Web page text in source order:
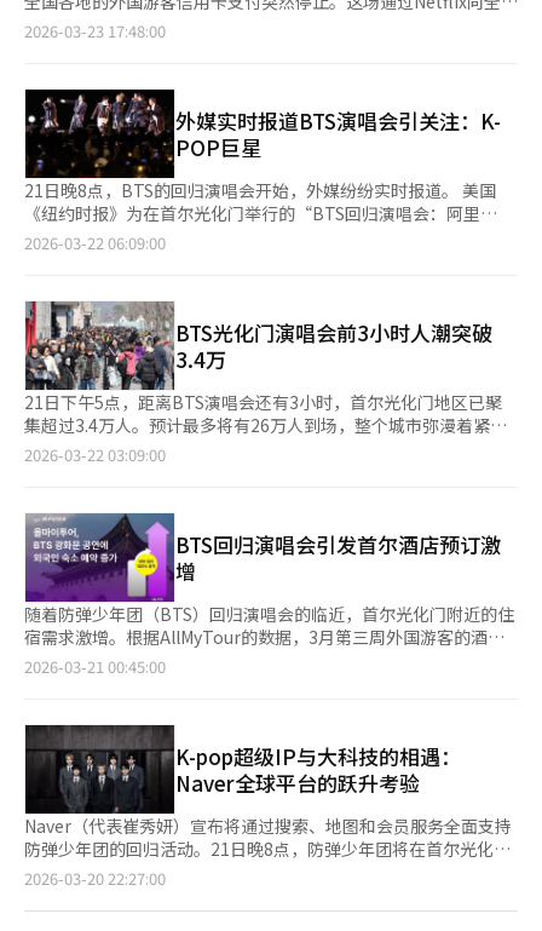
2026年的K-pop市场染成“紫色”。※ 本报道经人工智能（AI）
系统翻译与编辑。
言”的表达方式，悄然突破了语言与文化的边界。 自2003年首演
以来，《JUMP》已巡演至90余个国家和地区，累计观众超过600
实现长期驻演，成为韩国原创演出打入中国市场的标志性案例。这
不仅是一次商业意义上的成功，更标志着韩流输出正从K-POP向表
演艺术领域延伸。 《JUMP》的魅力，恰恰在于“简单”。故事轻
盈，节奏明快，观众能笑、能惊叹、能互动。选择在首尔著名的电
影街忠武路驻场，也具有意义。观众散场后，可以自然延伸至周边
的文化空间与城市街区，完成从“看演出”到“体验城市”的流动
转化。 这一天的首尔，呈现出一种耐人寻味的对照：光化门广场
上，K-POP以震耳的声浪与庞大的规模吸引着全球目光；而忠武路
达。 在K-POP主导全球粉丝视野的时代，《JUMP》给出了一种截
然不同的回答：不是喧嚣，而是沉潜的力量；不是语言的传播，而
是情感的共振。韩国文化真正的竞争力，或许不在于响亮的舞台，
而在于那些能让全世界“看懂”的身体语言。
190个国家直播的演出，吸引了大量游客聚集在屏幕前或现场，形
付数据证明了这一点。◆单日经济效应2660亿韩元，超泰勒·斯
威夫特三倍23日，据韩国领先的入境支付平台WOWPASS运营商
Orange Square称，BTS演唱会期间（19日至21日），外国游客
在韩国的总支付金额为71.5亿韩元，同比增长20.2%。全国支付笔
数约为30万笔。特别是在光化门和市厅一带，支付金额达到8亿韩
元，同比增长31.4%，远超全国平均增长率，显示出演出对特定商
圈的巨大消费拉动作用。彭博社等外媒也将此次演出视为“超级粉
丝时代”的典型案例，估算其单日经济影响约为1.77亿美元（约
应的三倍。◆凌晨消费激增，演出期间支付“停滞”BTS改变了外
国游客的日常消费模式。光化门一带的支付数据分析显示，游客从
清晨开始涌入街头。早上7至8点，光化门一带的支付金额同比增长
73%至79%。下午3至4点，等待人群涌入，咖啡馆和便利店的消
费金额较前一周增长35.2%，而演出时间的晚上8点，支付金额同
比下降14.0%。演出结束后的晚上9点，支付笔数再次增长
24.8%。有趣的是，这种支付空白现象在全国范围内出现。晚上8
点全国支付笔数较前一周减少12.1%。为了观看直播，全国各地的
汗蒸房的支付激增，带动了夜间商圈的扩展。◆单日支付创历史新
高，地方旅游活力“蓝图”跟随BTS演唱会观众的旅程，积极的影
响力更加明显。演出当天光化门区域支付后，直到晚上10点没有其
他地区支付的“推测观众”中，30%是演出前刚发卡的新游客，而
60%是一个月前发卡的老用户。K-pop演出成为强大的“再访”原
因。由于这种爆发性消费，WOWPASS的单日支付金额在20日达到
24.4亿韩元，21日达到24.9亿韩元，连续两天刷新服务推出以来的
历史记录。Orange Square的代表李长白表示：“演出开始时全国
量。”业内人士认为，此次光化门的数据将成为未来釜山等地方K-
pop演出成功基础设施建设的重要指标。业内人士强调：“为了最
大化大型演出对地方经济的滴灌效应，交通管制措施、夜间商圈联
动和外国人支付基础设施的完善是必不可少的。”
2026-03-23 17:48:00
外媒实时报道BTS演唱会引关注：K-
POP巨星
21日晚8点，BTS的回归演唱会开始，外媒纷纷实时报道。 美国
《纽约时报》为在首尔光化门举行的“BTS回归演唱会：阿里
郎”专门开设了在线直播页面，详细报道了演唱会的情况。 《纽
演唱会开始”，并报道“韩国超级明星BTS时隔约四年首次登台，
在首尔引发观众狂热”。 外媒还关注了来自世界各地的“阿
米”（BTS粉丝）的反应，《纽约时报》采访了来自巴西的女性粉
丝，强调了BTS的全球影响力。 此外，外媒提到BTS成员履行兵役
的情况，以及首尔市为此次演唱会采取的安保措施和光化门的历史
背景等多方面内容。 ※ 本报道经人工智能（AI）系统翻译与编
辑。
2026-03-22 06:09:00
BTS光化门演唱会前3小时人潮突破
3.4万
21日下午5点，距离BTS演唱会还有3小时，首尔光化门地区已聚
集超过3.4万人。预计最多将有26万人到场，整个城市弥漫着紧张
气氛。根据首尔市实时城市数据，下午5点时，光化门和德寿宫周
点起分批安排市厅附近的站立席观众入场，以分散人群。随着时间
推移，预计拥堵将加剧，首尔市的交通管制达到顶峰。光化门站从
下午2点起列车不停站通过，市厅站和景福宫站也从下午3点起关闭
29个出入口。因此，市民和外国游客利用Kakao地图的精确公交位
置和Naver的实时交通信息寻找绕行路线。先进的IT平台在引导拥
堵城市的绕行路线方面发挥了重要作用。为防止数据流量激增，通
信行业也在紧张应对。SK电信、KT和LG Uplus等三大通信公司动
用AI网络系统和移动基站以维护通信质量。首尔市也在光化门至首
的高密度人群同时上传照片和视频可能导致短暂的通讯中断。尽管
通信公司增加了设施，但由于物理频率干扰的限制，大容量数据传
输可能不畅。同时，有人质疑HYBE支付给首尔市的广场租赁费仅
为3000万韩元，认为公共资源投入不公平。然而，美国彭博社等
外媒和经济机构分析称，这场为期一天的免费演唱会将为首尔带来
约2650亿韩元的经济效益，1.5万名行政人员的投入是合理的。距
离晚上8点的正式演出仅剩3小时，光化门地区已变成一个巨大的虚
拟体育场，K-pop的强大影响力和韩国的先进IT灾难应对能力今晚
将受到全球关注。※ 本报道经人工智能（AI）系统翻译与编辑。
2026-03-22 03:09:00
BTS回归演唱会引发首尔酒店预订激
增
随着防弹少年团（BTS）回归演唱会的临近，首尔光化门附近的住
宿需求激增。根据AllMyTour的数据，3月第三周外国游客的酒店
预订量比前一周增长了103%，同比增长63.3%。 特别是光化门广
东南亚，显示出全球粉丝的聚集。 韩国文化旅游研究院分析称，
BTS每场国内演唱会的经济效应约为1.2万亿韩元。演唱会日程公
布后48小时内，海外门户网站上的“首尔旅行”搜索量激增
155%。 AllMyTour正通过加强全球合作伙伴关系来抢占K-内容旅
游需求，最近与日本阪急旅行社合作推出了结合住宿和电视剧拍摄
地游的套餐，并计划通过中国的飞猪和美团等渠道扩大K-内容推
广。 AllMyTour销售战略团队负责人金民英表示：“K-POP演出等
文化体验直接带动了住宿和消费，我们将通过多样的K-内容产品推
动入境旅游市场的增长。”※ 本报道经人工智能（AI）系统翻译与
2026-03-21 00:45:00
K-pop超级IP与大科技的相遇：
Naver全球平台的跃升考验
Naver（代表崔秀妍）宣布将通过搜索、地图和会员服务全面支持
防弹少年团的回归活动。21日晚8点，防弹少年团将在首尔光化门
广场举行回归演唱会“阿里郎”，IT和娱乐行业的融合正在加速。
疗设施等信息，并实时更新交通管制和公共交通绕行信息，支持多
2026-03-20 22:27:00
页